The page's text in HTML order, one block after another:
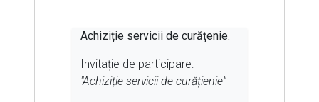
Achiziție servicii de curățenie.
Invitație de participare:
"Achiziție servicii de curățienie"